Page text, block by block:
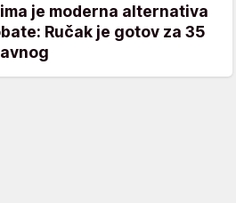
je moderna alternativa
Ručak je gotov za 35